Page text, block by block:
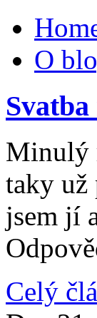
O
Minulý
taky už
jsem jí
Celý